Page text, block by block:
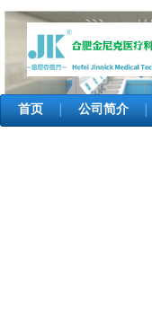
首页 公司简介